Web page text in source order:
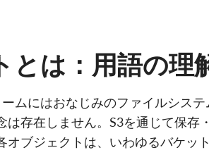
とは：用語の理
ムにはおなじみのファイルシス
は存在しません。S3を通じて保存
オブジェクトは、いわゆるバケッ